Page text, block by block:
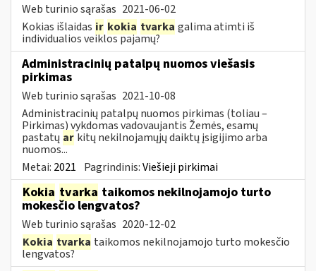
Web turinio sąrašas 2021-06-02
Kokias išlaidas ir kokia tvarka galima atimti iš
individualios veiklos pajamų?
Administracinių patalpų nuomos viešasis
pirkimas
Web turinio sąrašas 2021-10-08
Administracinių patalpų nuomos pirkimas (toliau –
Pirkimas) vykdomas vadovaujantis Žemės, esamų
pastatų ar kitų nekilnojamųjų daiktų įsigijimo arba
nuomos...
Metai: 2021 Pagrindinis:Viešieji pirkimai
Kokia tvarka taikomos nekilnojamojo turto
mokesčio lengvatos?
Web turinio sąrašas 2020-12-02
Kokia tvarka taikomos nekilnojamojo turto mokesčio
lengvatos?